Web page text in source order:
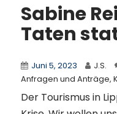
Sabine
Taten
Juni 5, 2023 J.S.
Anfragen und Anträge,
Der Tourismus in